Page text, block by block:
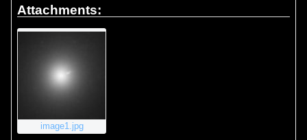
Attachments:
image1.jpg